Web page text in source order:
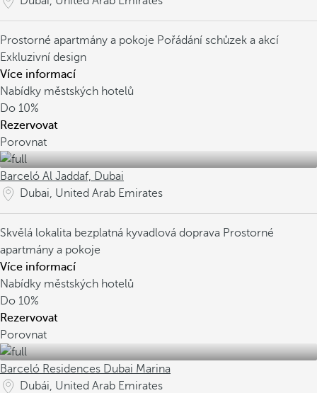
Prostorné apartmány a pokoje Pořádání schůzek a akcí
Exkluzivní design
Více informací
Nabídky městských hotelů
Do 10%
Rezervovat
Porovnat
Barceló Al Jaddaf, Dubai
Dubai, United Arab Emirates
Skvělá lokalita bezplatná kyvadlová doprava Prostorné
apartmány a pokoje
Více informací
Nabídky městských hotelů
Do 10%
Rezervovat
Porovnat
Barceló Residences Dubai Marina
Dubái, United Arab Emirates